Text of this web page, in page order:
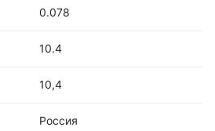
0.078
10.4
10,4
Россия